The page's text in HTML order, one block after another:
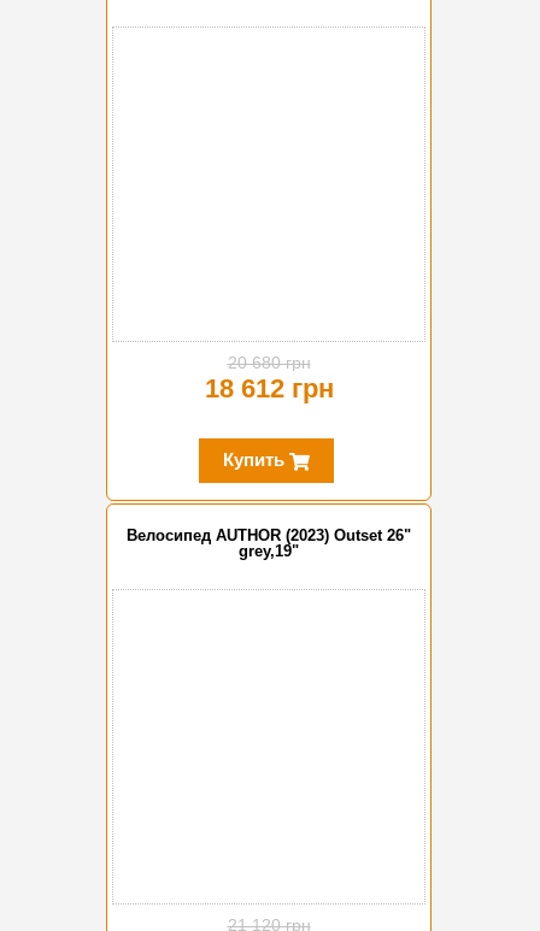
20 680 грн
18 612 грн
Купить
Велосипед AUTHOR (2023) Outset 26"
grey,19"
21 120 грн